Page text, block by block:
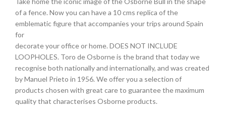
of a fence. Now you can have a 10 cms replica of the
emblematic figure that accompanies your trips around Spain
for
decorate your office or home. DOES NOT INCLUDE
LOOPHOLES. Toro de Osborne is the brand that today we
recognise both nationally and internationally, and was created
by Manuel Prieto in 1956. We offer you a selection of
products chosen with great care to guarantee the maximum
quality that characterises Osborne products.